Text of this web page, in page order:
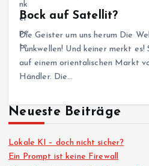
Bock auf Satellit?
Die Geister um uns herum Die
Funkwellen! Und keiner merkt
auf einem orientalischen Markt
Händler. Die…
Neueste Beiträge
Lokale KI – doch nicht sicher?
Ein Prompt ist keine Firewall